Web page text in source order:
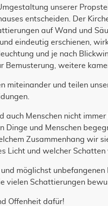
unserer
entscheiden. Der
auf Wand und
eindeutig erschienen,
und je nach
Bemusterung, weitere
miteinander und teilen
auch Menschen nicht immer
und Menschen
Zusammenhang wir
Licht und welcher Schatten
möglichst unbefangenen
vielen Schattierungen
Offenheit dafür!